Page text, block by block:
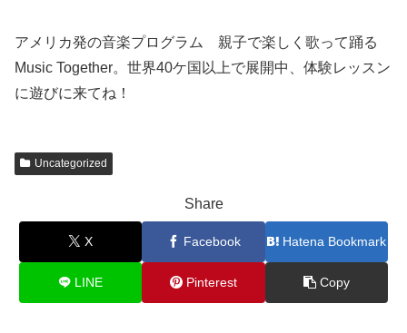
アメリカ発の音楽プログラム 親子で楽しく歌って踊る
Music Together。世界40ケ国以上で展開中、体験レッスン
に遊びに来てね！
Uncategorized
Share
X Facebook Hatena Bookmark
LINE Pinterest Copy